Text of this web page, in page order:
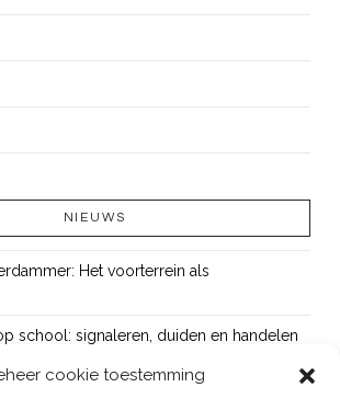
cookie toestemming
NIEUWS
Het voorterrein als
school: signaleren, duiden en handelen